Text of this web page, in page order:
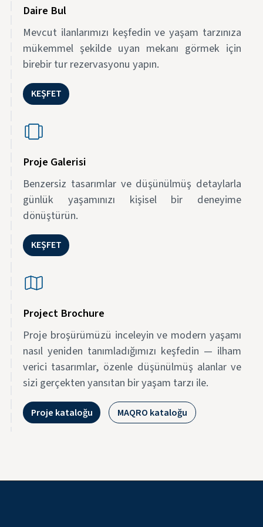
Daire Bul
Mevcut ilanlarımızı keşfedin ve yaşam tarzınıza
mükemmel şekilde uyan mekanı görmek için
birebir tur rezervasyonu yapın.
KEŞFET
Proje Galerisi
Benzersiz tasarımlar ve düşünülmüş detaylarla
günlük yaşamınızı kişisel bir deneyime
dönüştürün.
KEŞFET
Project Brochure
Proje broşürümüzü inceleyin ve modern yaşamı
nasıl yeniden tanımladığımızı keşfedin — ilham
verici tasarımlar, özenle düşünülmüş alanlar ve
sizi gerçekten yansıtan bir yaşam tarzı ile.
Proje kataloğu MAQRO kataloğu